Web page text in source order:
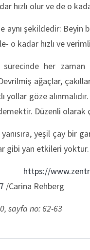
hızlı olur ve de o
aynı şekildedir: Beyin
o kadar hızlı ve
sürecinde her zaman
ağaçlar,
yollar göze
Düzenli olarak
yanısıra, yeşil çay
gibi yan etkileri yoktur.
https://
/Carina Rehberg
sayfa no: 62-63